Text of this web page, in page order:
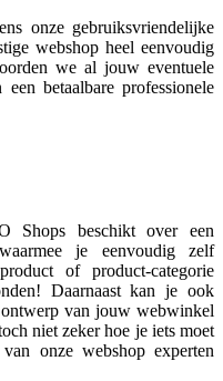
onze gebruiksvriendelijke
webshop heel eenvoudig
we al jouw eventuele
betaalbare professionele
Shops beschikt over een
je eenvoudig zelf
of product-categorie
Daarnaast kan je ook
van jouw webwinkel
niet zeker hoe je iets moet
onze webshop experten